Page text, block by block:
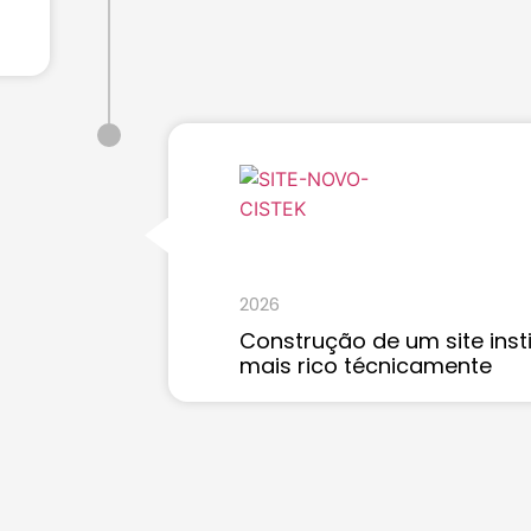
2026
Construção de um site
mais rico técnicamente